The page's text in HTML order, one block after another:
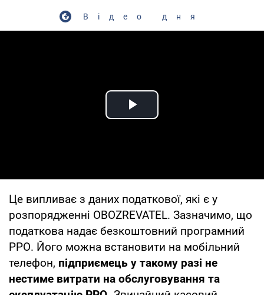
Відео дня
Play Video
Це випливає з даних податкової, які є у
розпорядженні OBOZREVATEL. Зазначимо, що
податкова надає безкоштовний програмний
РРО. Його можна встановити на мобільний
телефон, підприємець у такому разі не
нестиме витрати на обслуговування та